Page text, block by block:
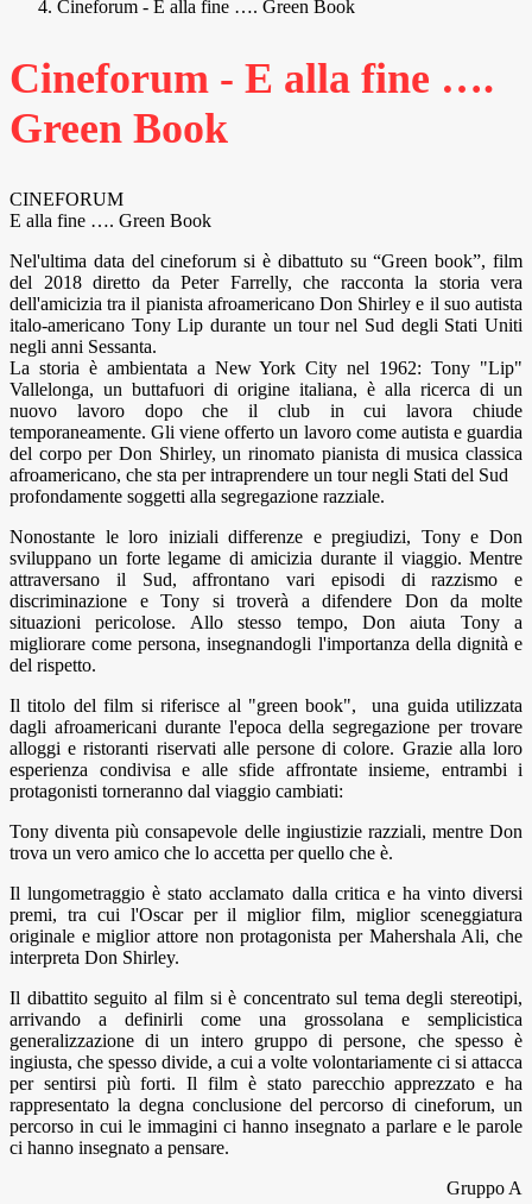
Cineforum - E alla fine …. Green Book
Cineforum - E alla fine ….
Green Book
CINEFORUM
E alla fine …. Green Book
Nel'ultima data del cineforum si è dibattuto su “Green book”, film
del 2018 diretto da Peter Farrelly, che racconta la storia vera
dell'amicizia tra il pianista afroamericano Don Shirley e il suo autista
italo-americano Tony Lip durante un tour nel Sud degli Stati Uniti
negli anni Sessanta.
La storia è ambientata a New York City nel 1962: Tony "Lip"
Vallelonga, un buttafuori di origine italiana, è alla ricerca di un
nuovo lavoro dopo che il club in cui lavora chiude
temporaneamente. Gli viene offerto un lavoro come autista e guardia
del corpo per Don Shirley, un rinomato pianista di musica classica
afroamericano, che sta per intraprendere un tour negli Stati del Sud
profondamente soggetti alla segregazione razziale.
Nonostante le loro iniziali differenze e pregiudizi, Tony e Don
sviluppano un forte legame di amicizia durante il viaggio. Mentre
attraversano il Sud, affrontano vari episodi di razzismo e
discriminazione e Tony si troverà a difendere Don da molte
situazioni pericolose. Allo stesso tempo, Don aiuta Tony a
migliorare come persona, insegnandogli l'importanza della dignità e
del rispetto.
Il titolo del film si riferisce al "green book", una guida utilizzata
dagli afroamericani durante l'epoca della segregazione per trovare
alloggi e ristoranti riservati alle persone di colore. Grazie alla loro
esperienza condivisa e alle sfide affrontate insieme, entrambi i
protagonisti torneranno dal viaggio cambiati:
Tony diventa più consapevole delle ingiustizie razziali, mentre Don
trova un vero amico che lo accetta per quello che è.
Il lungometraggio è stato acclamato dalla critica e ha vinto diversi
premi, tra cui l'Oscar per il miglior film, miglior sceneggiatura
originale e miglior attore non protagonista per Mahershala Ali, che
interpreta Don Shirley.
Il dibattito seguito al film si è concentrato sul tema degli stereotipi,
arrivando a definirli come una grossolana e semplicistica
generalizzazione di un intero gruppo di persone, che spesso è
ingiusta, che spesso divide, a cui a volte volontariamente ci si attacca
per sentirsi più forti. Il film è stato parecchio apprezzato e ha
rappresentato la degna conclusione del percorso di cineforum, un
percorso in cui le immagini ci hanno insegnato a parlare e le parole
ci hanno insegnato a pensare.
Gruppo A